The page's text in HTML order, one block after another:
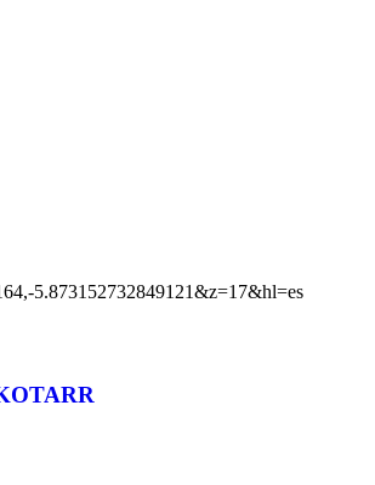
5.873152732849121&z=17&hl=es